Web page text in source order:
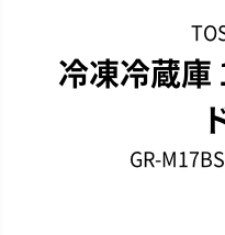
冷凍冷蔵庫
GR-